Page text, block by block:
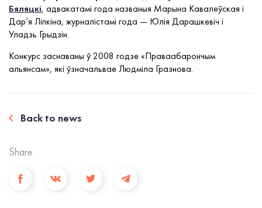
Бяляцкі, адвакатамі года названыя Марына Кавалеўская і
Дар’я Ліпкіна, журналістамі года — Юлія Дарашкевіч і
Уладзь Грыдзін.
Конкурс заснаваны ў 2008 годзе «Праваабарончым
альянсам», які ўзначальвае Людміла Гразнова.
Back to news
Share